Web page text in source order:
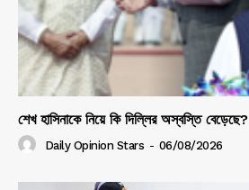
শেখ হাসিনাকে নিয়ে কি দিল্লির অস্বস্তি বেড়েছে?
Daily Opinion Stars - 06/08/2026